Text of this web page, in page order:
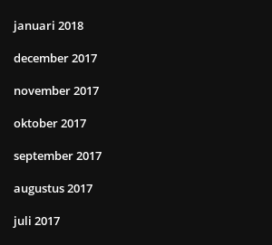
januari 2018
december 2017
november 2017
oktober 2017
september 2017
augustus 2017
juli 2017